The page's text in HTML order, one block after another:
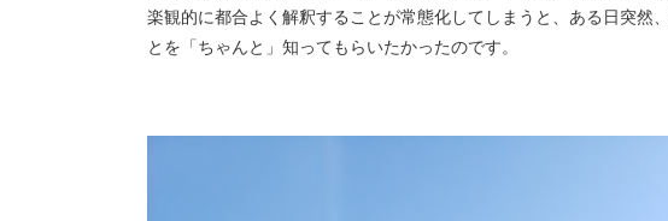
楽観的に都合よく解釈することが常態化してしまうと、ある日突然
とを「ちゃんと」知ってもらいたかったのです。